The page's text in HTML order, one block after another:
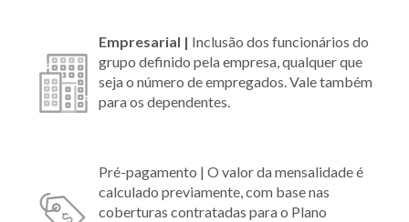
Empresarial | Inclusão dos funcionários do
grupo definido pela empresa, qualquer que
seja o número de empregados. Vale também
para os dependentes.
Pré-pagamento | O valor da mensalidade é
calculado previamente, com base nas
coberturas contratadas para o Plano